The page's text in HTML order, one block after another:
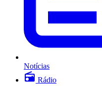
Notícias
Rádio